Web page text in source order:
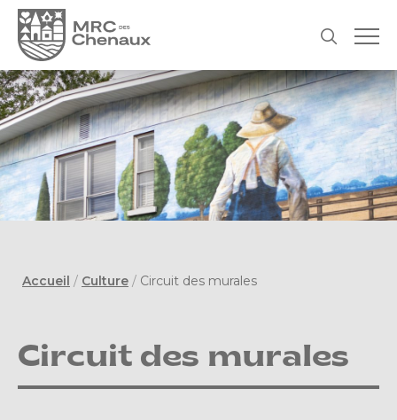
Accueil / Culture / Circuit des murales
Circuit des murales